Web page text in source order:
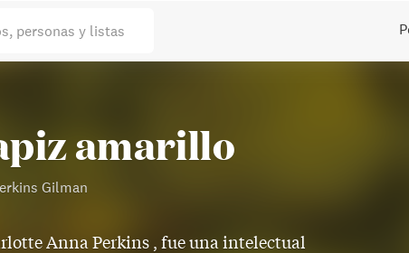
personas y listas
amarillo
Gilman
Anna Perkins , fue una intelectual